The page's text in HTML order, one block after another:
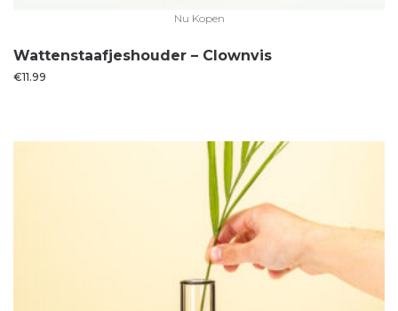
Nu Kopen
Wattenstaafjeshouder – Clownvis
€11.99